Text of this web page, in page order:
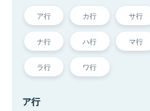
ア行 カ行 サ行
ナ行 ハ行 マ行
ラ行 ワ行
ア行